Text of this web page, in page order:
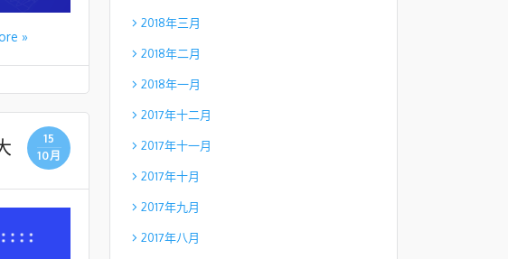
»
15
10月
2018年三月
2018年二月
2018年一月
2017年十二月
2017年十一月
2017年十月
2017年九月
2017年八月